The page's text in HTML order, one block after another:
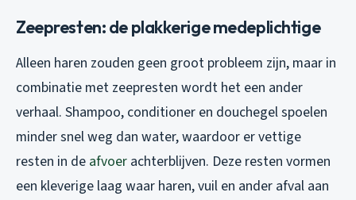
Zeepresten: de plakkerige medeplichtige
Alleen haren zouden geen groot probleem zijn, maar in
combinatie met zeepresten wordt het een ander
verhaal. Shampoo, conditioner en douchegel spoelen
minder snel weg dan water, waardoor er vettige
resten in de afvoer achterblijven. Deze resten vormen
een kleverige laag waar haren, vuil en ander afval aan